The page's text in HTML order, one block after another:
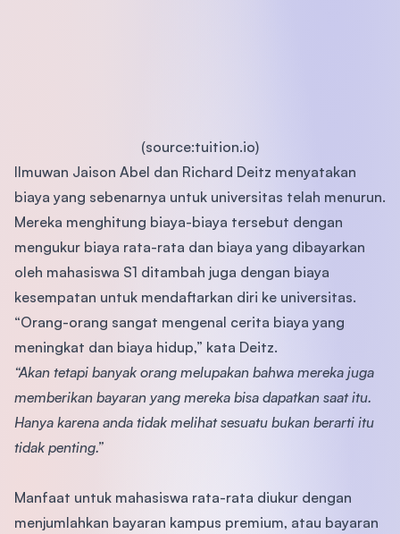
(source:tuition.io)
Ilmuwan Jaison Abel dan Richard Deitz menyatakan
biaya yang sebenarnya untuk universitas telah menurun.
Mereka menghitung biaya-biaya tersebut dengan
mengukur biaya rata-rata dan biaya yang dibayarkan
oleh mahasiswa S1 ditambah juga dengan biaya
kesempatan untuk mendaftarkan diri ke universitas.
“Orang-orang sangat mengenal cerita biaya yang
meningkat dan biaya hidup,” kata Deitz.
“Akan tetapi banyak orang melupakan bahwa mereka juga
memberikan bayaran yang mereka bisa dapatkan saat itu.
Hanya karena anda tidak melihat sesuatu bukan berarti itu
tidak penting.”
Manfaat untuk mahasiswa rata-rata diukur dengan
menjumlahkan bayaran kampus premium, atau bayaran